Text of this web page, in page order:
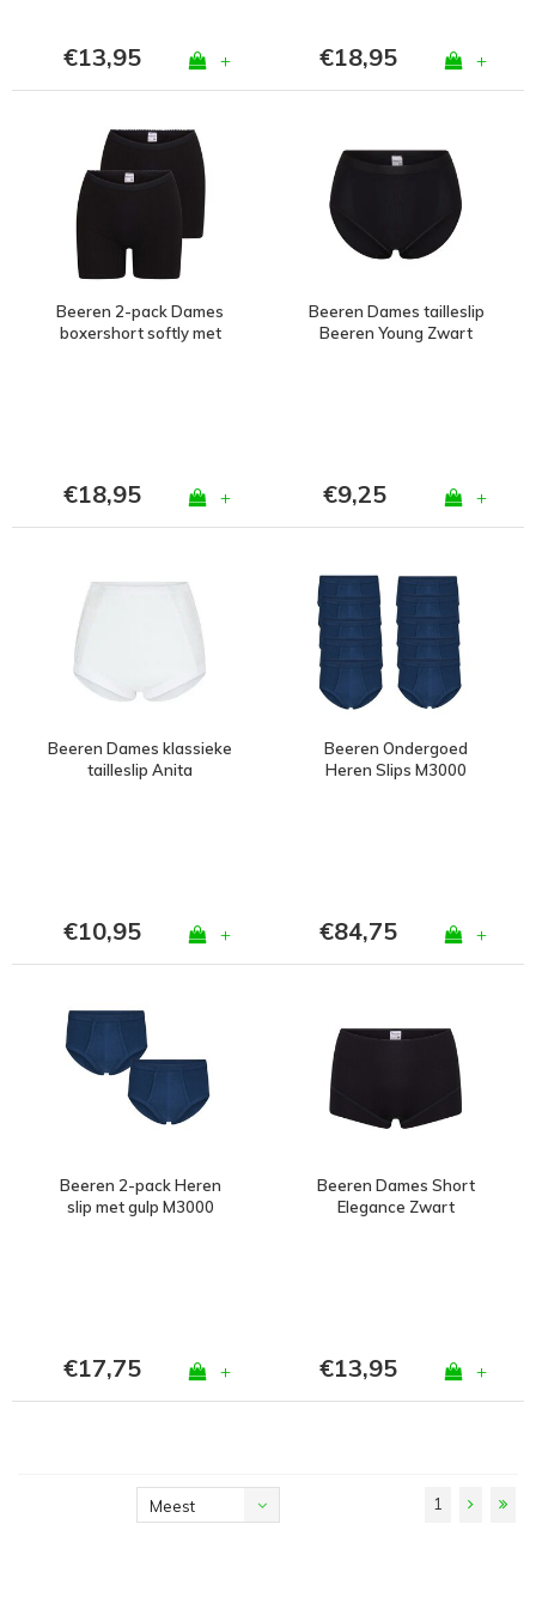
€13,95 + €18,95 +
Beeren 2-pack Dames
boxershort softly met
€18,95 +
Beeren Dames tailleslip
Beeren Young Zwart
€9,25 +
Beeren Dames klassieke
tailleslip Anita
€10,95 +
Beeren Ondergoed
Heren Slips M3000
€84,75 +
Beeren 2-pack Heren
slip met gulp M3000
€17,75 +
Beeren Dames Short
Elegance Zwart
€13,95 +
Meest
1